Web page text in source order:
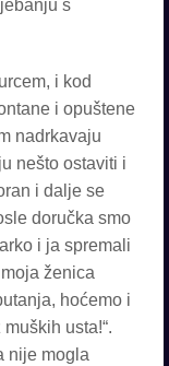
s
i kod
i opuštene
nadrkavaju
nešto ostaviti i
i dalje se
doručka smo
i ja spremali
ženica
hoćemo i
usta!“.
nije mogla